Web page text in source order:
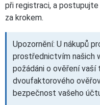
při registraci, a
za krokem.
Upozornění: U nákupů
prostřednictvím našich
požádáni o ověření
dvoufaktorového
bezpečnost vašeho